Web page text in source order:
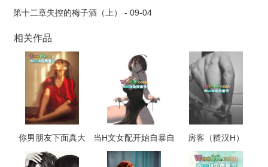
第十二章失控的梅子酒（上） - 09-04
相关作品
你男朋友下面真大
（校园 np 高h）
当H文女配开始自暴自
弃（NP，高H）
房客（糙汉H）